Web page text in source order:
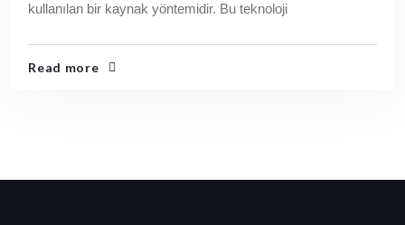
kullanılan bir kaynak yöntemidir. Bu teknoloji
Read more